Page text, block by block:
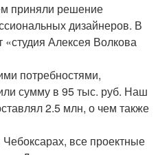
приняли решение
дизайнеров. В
«студия Алексея Волкова
потребностями,
сумму в 95 тыс. руб. Наш
2.5 млн, о чем также
все проектные